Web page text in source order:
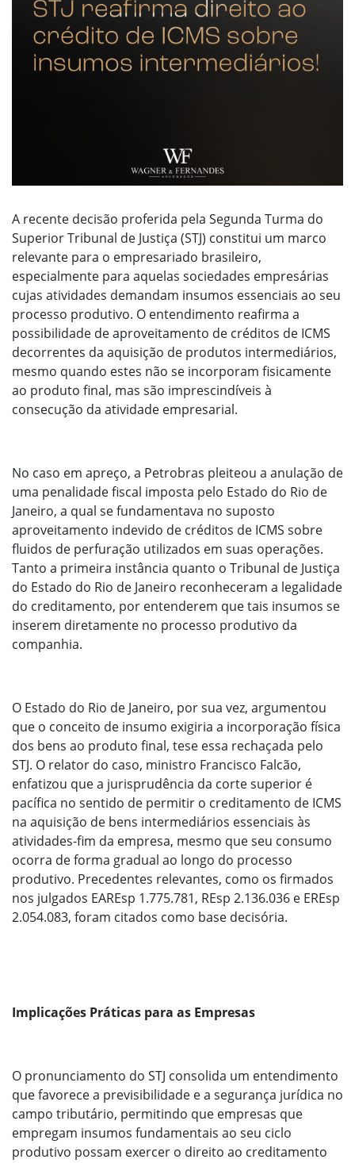
A recente decisão proferida pela Segunda Turma do
Superior Tribunal de Justiça (STJ) constitui um marco
relevante para o empresariado brasileiro,
especialmente para aquelas sociedades empresárias
cujas atividades demandam insumos essenciais ao seu
processo produtivo. O entendimento reafirma a
possibilidade de aproveitamento de créditos de ICMS
decorrentes da aquisição de produtos intermediários,
mesmo quando estes não se incorporam fisicamente
ao produto final, mas são imprescindíveis à
consecução da atividade empresarial.
No caso em apreço, a Petrobras pleiteou a anulação de
uma penalidade fiscal imposta pelo Estado do Rio de
Janeiro, a qual se fundamentava no suposto
aproveitamento indevido de créditos de ICMS sobre
fluidos de perfuração utilizados em suas operações.
Tanto a primeira instância quanto o Tribunal de Justiça
do Estado do Rio de Janeiro reconheceram a legalidade
do creditamento, por entenderem que tais insumos se
inserem diretamente no processo produtivo da
companhia.
O Estado do Rio de Janeiro, por sua vez, argumentou
que o conceito de insumo exigiria a incorporação física
dos bens ao produto final, tese essa rechaçada pelo
STJ. O relator do caso, ministro Francisco Falcão,
enfatizou que a jurisprudência da corte superior é
pacífica no sentido de permitir o creditamento de ICMS
na aquisição de bens intermediários essenciais às
atividades-fim da empresa, mesmo que seu consumo
ocorra de forma gradual ao longo do processo
produtivo. Precedentes relevantes, como os firmados
nos julgados EAREsp 1.775.781, REsp 2.136.036 e EREsp
2.054.083, foram citados como base decisória.
Implicações Práticas para as Empresas
O pronunciamento do STJ consolida um entendimento
que favorece a previsibilidade e a segurança jurídica no
campo tributário, permitindo que empresas que
empregam insumos fundamentais ao seu ciclo
produtivo possam exercer o direito ao creditamento